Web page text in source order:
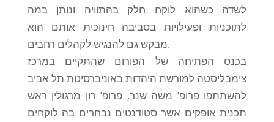
לשדה כשהוא לוקח חלק בהתוויה ונותן במה
לתוכניות ופעילויות בסביבה חינוכית אותם הוא
מבקש גם להנגיש לקהלים רחבים.
בכנס הפתיחה של הפורום שהתקיים במרכז
צימבליסטה למורשת היהדות באוניברסיטת תל אביב
להשתתפו פרופ’ משה שנר, פרופ’ רון מרגולין ראש
תכנית אופקים אשר סטודנטים נבחרים בה לוקחים